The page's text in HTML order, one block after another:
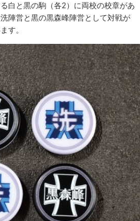
白と黒の駒（各2）に両校の校章があ
陣営と黒の黒森峰陣営として対戦が
す。